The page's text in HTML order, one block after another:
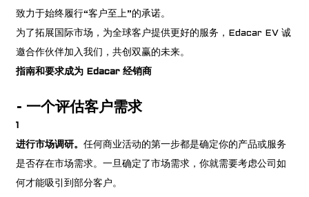
致力于始终履行“客户至上”的承诺。
为了拓展国际市场，为全球客户提供更好的服务，Edacar EV 诚
邀合作伙伴加入我们，共创双赢的未来。
指南和要求成为 Edacar 经销商
- 一个评估客户需求
1
进行市场调研。 任何商业活动的第一步都是确定你的产品或服务
是否存在市场需求。一旦确定了市场需求，你就需要考虑公司如
何才能吸引到部分客户。